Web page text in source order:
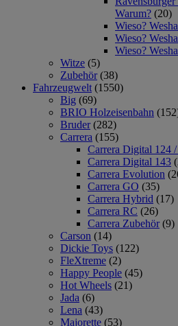
Warum? (20)
Wieso?
Wieso?
Wieso?
Witze (5)
Zubehör (38)
Fahrzeugwelt (1550)
Big (69)
BRIO Holzeisenbahn
Bruder (282)
Carrera (155)
Carrera Digital 124
Carrera Digital 143
Carrera Evolution
Carrera GO (35)
Carrera Hybrid (17)
Carrera RC (26)
Carrera Zubehör (9)
Carson (14)
Dickie Toys (122)
FleXtreme (2)
Happy People (45)
Hot Wheels (21)
Jada (6)
Lena (43)
Majorette (53)